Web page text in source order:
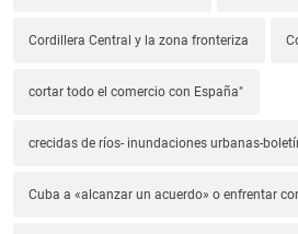
Cordillera Central y la zona fronteriza
cortar todo el comercio con España"
crecidas de ríos- inundaciones urbanas-
Cuba a «alcanzar un acuerdo» o enfrentar